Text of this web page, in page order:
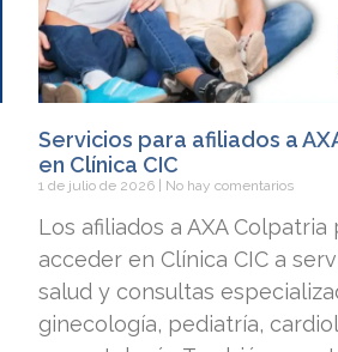
Servicios para afiliados a
en Clínica CIC
1 de julio de 2026 No hay comentarios
Los afiliados a AXA Colpatria
acceder en Clínica CIC a
salud y consultas
ginecología, pediatría,